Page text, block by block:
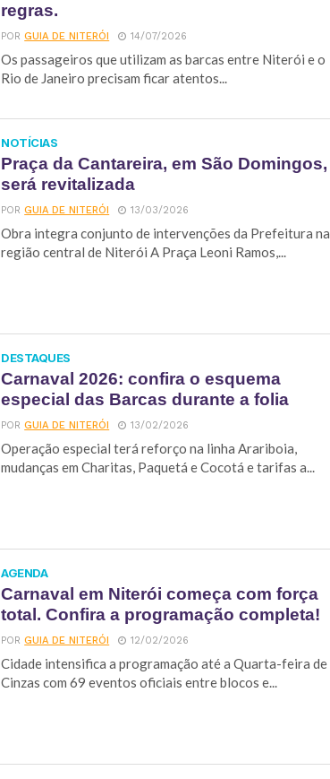
regras.
PORGUIA DE NITERÓI 14/07/2026
Os passageiros que utilizam as barcas entre Niterói e o
Rio de Janeiro precisam ficar atentos...
NOTÍCIAS
Praça da Cantareira, em São Domingos,
será revitalizada
PORGUIA DE NITERÓI 13/03/2026
Obra integra conjunto de intervenções da Prefeitura na
região central de Niterói A Praça Leoni Ramos,...
DESTAQUES
Carnaval 2026: confira o esquema
especial das Barcas durante a folia
PORGUIA DE NITERÓI 13/02/2026
Operação especial terá reforço na linha Arariboia,
mudanças em Charitas, Paquetá e Cocotá e tarifas a...
AGENDA
Carnaval em Niterói começa com força
total. Confira a programação completa!
PORGUIA DE NITERÓI 12/02/2026
Cidade intensifica a programação até a Quarta-feira de
Cinzas com 69 eventos oficiais entre blocos e...